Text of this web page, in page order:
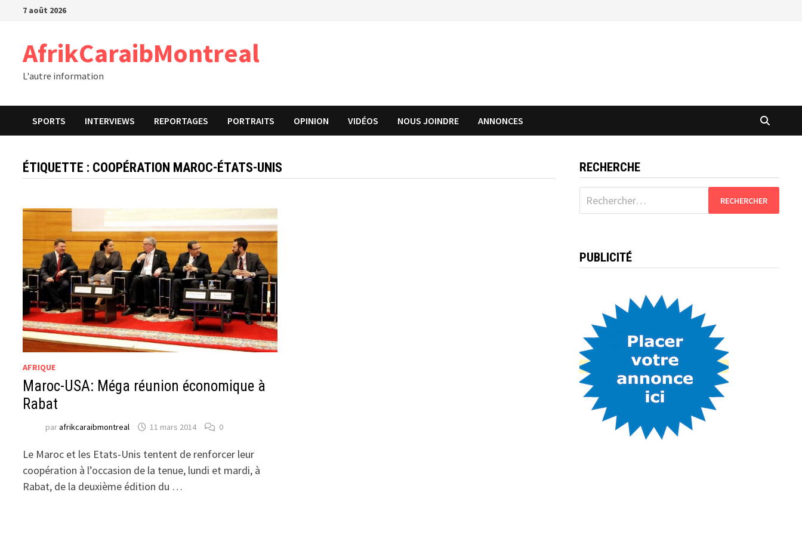
Passer7 août 2026
AfrikCaraibMontreal
L'autre information
SPORTS INTERVIEWS REPORTAGES PORTRAITS OPINION VIDÉOS NOUS JOINDRE ANNONCES
ÉTIQUETTE : COOPÉRATION MAROC-ÉTATS-UNIS
AFRIQUE
Maroc-USA: Méga réunion économique à
Rabat
parafrikcaraibmontreal 11 mars 2014 0
Le Maroc et les Etats-Unis tentent de renforcer leur
coopération à l’occasion de la tenue, lundi et mardi, à
Rabat, de la deuxième édition du …
RECHERCHE
Rechercher :
PUBLICITÉ